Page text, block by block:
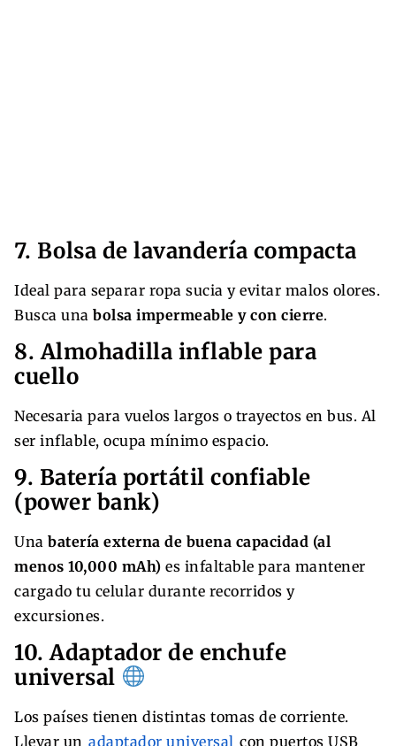
7. Bolsa de lavandería compacta
Ideal para separar ropa sucia y evitar malos olores.
Busca una bolsa impermeable y con cierre.
8. Almohadilla inflable para
cuello
Necesaria para vuelos largos o trayectos en bus. Al
ser inflable, ocupa mínimo espacio.
9. Batería portátil confiable
(power bank)
Una batería externa de buena capacidad (al
menos 10,000 mAh) es infaltable para mantener
cargado tu celular durante recorridos y
excursiones.
10. Adaptador de enchufe
universal
Los países tienen distintas tomas de corriente.
Llevar un adaptador universal con puertos USB